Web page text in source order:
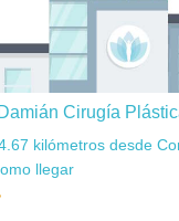
Cirugía
kilómetros desde
llegar